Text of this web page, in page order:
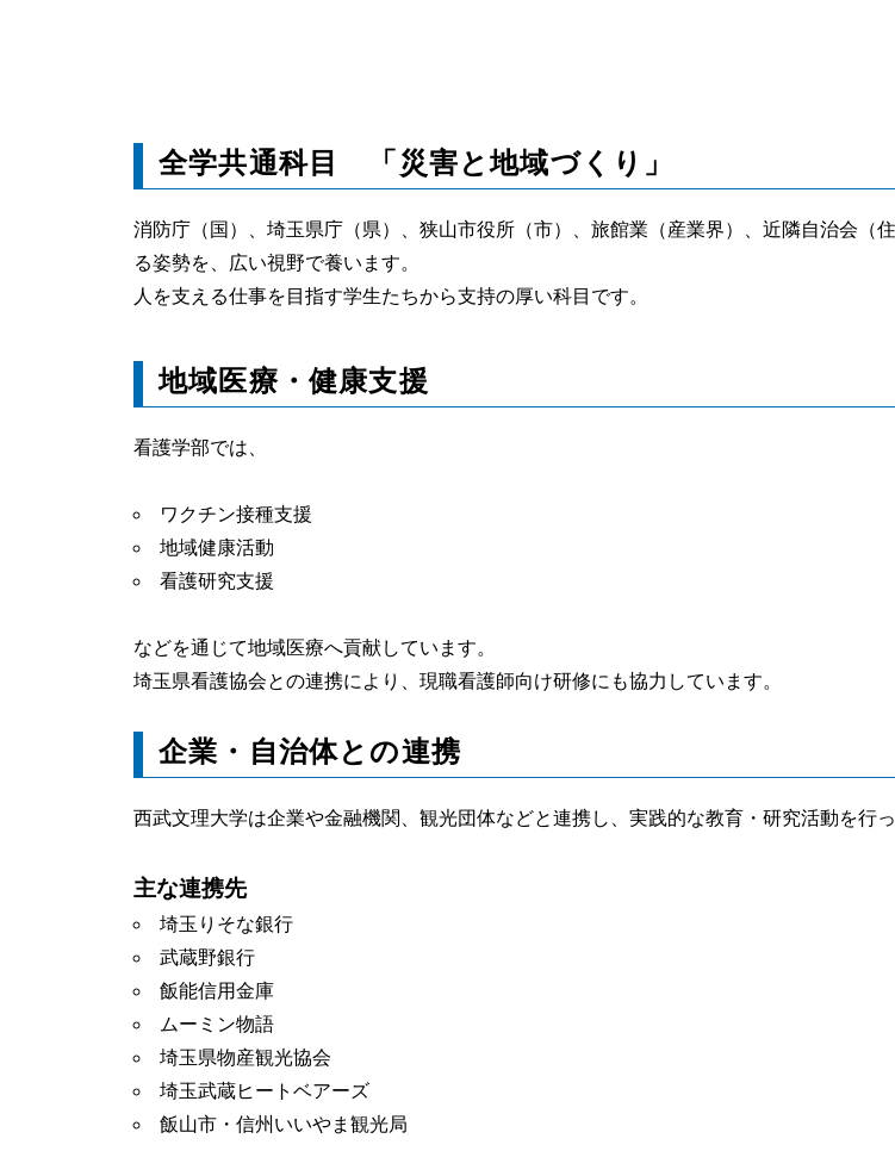
全学共通科目 「災害と地域づくり」
消防庁（国）、埼玉県庁（県）、狭山市役所（市）、旅館業（産業界）、近隣自治会（
る姿勢を、広い視野で養います。
人を支える仕事を目指す学生たちから支持の厚い科目です。
地域医療・健康支援
看護学部では、
ワクチン接種支援
地域健康活動
看護研究支援
などを通じて地域医療へ貢献しています。
埼玉県看護協会との連携により、現職看護師向け研修にも協力しています。
企業・自治体との連携
西武文理大学は企業や金融機関、観光団体などと連携し、実践的な教育・研究活動を行っ
主な連携先
埼玉りそな銀行
武蔵野銀行
飯能信用金庫
ムーミン物語
埼玉県物産観光協会
埼玉武蔵ヒートベアーズ
飯山市・信州いいやま観光局